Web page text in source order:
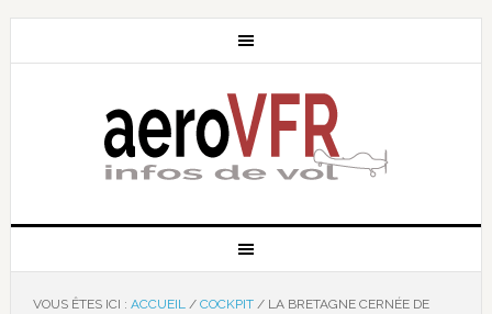
VOUS ÊTES ICI : ACCUEIL / COCKPIT /LA BRETAGNE CERNÉE DE